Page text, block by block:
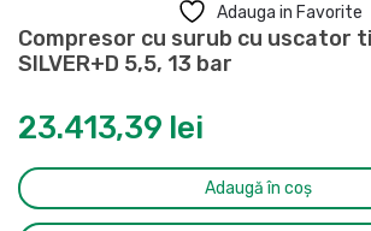
Adauga in Favorite
Compresor cu surub cu uscator
SILVER+D 5,5, 13 bar
23.413,39 lei
Adaugă în coș